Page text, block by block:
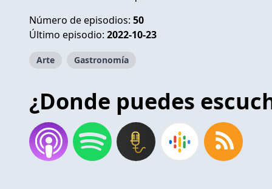
Número de episodios: 50
Último episodio: 2022-10-23
Arte Gastronomía
¿Donde puedes